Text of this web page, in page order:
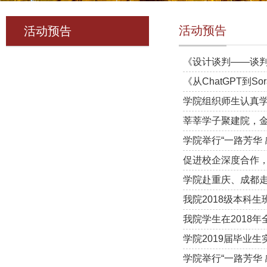
活动预告 活动预告
《设计谈判——谈
《从ChatGPT到
学院组织师生认真
莘莘学子聚建院，
学院举行“一路芳华
促进校企深度合作
学院赴重庆、成都
我院2018级本科生
我院学生在2018年
学院2019届毕业生
学院举行“一路芳华